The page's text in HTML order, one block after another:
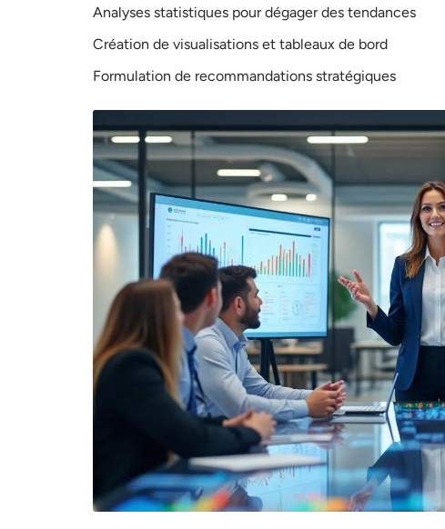
Analyses statistiques pour dégager des tendances
Création de visualisations et tableaux de bord
Formulation de recommandations stratégiques